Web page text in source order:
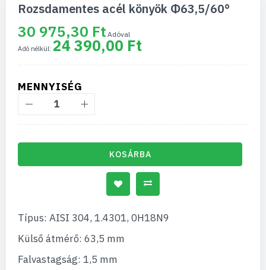
képgaléria
elejére
Rozsdamentes acél könyök Φ63,5/60°
30 975,30 Ft
24 390,00 Ft
MENNYISÉG
KOSÁRBA
Típus: AISI 304, 1.4301, 0H18N9
Külső átmérő: 63,5 mm
Falvastagság: 1,5 mm